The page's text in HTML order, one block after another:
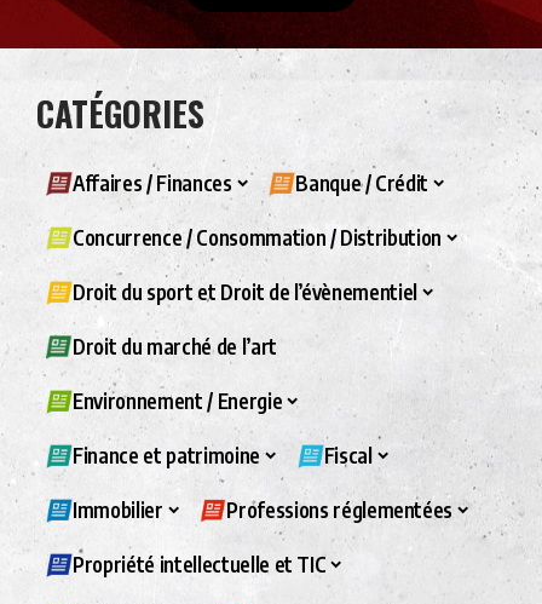
CATÉGORIES
Affaires / Finances Banque / Crédit
Concurrence / Consommation / Distribution
Droit du sport et Droit de l’évènementiel
Droit du marché de l’art
Environnement / Energie
Finance et patrimoine Fiscal
Immobilier Professions réglementées
Propriété intellectuelle et TIC